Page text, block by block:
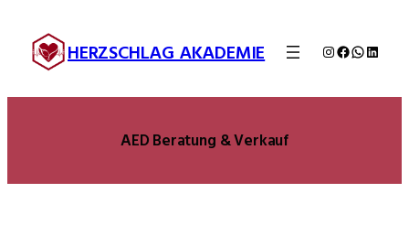
Inhalt
springen HERZSCHLAG AKADEMIE Instagram
Facebook
AED Beratung & Verkauf